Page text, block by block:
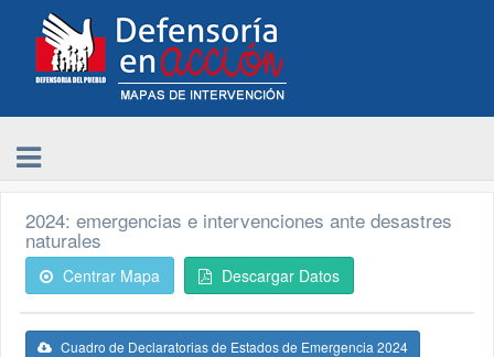
2024: emergencias e intervenciones ante desastres
naturales
Centrar Mapa Descargar Datos
Cuadro de Declaratorias de Estados de Emergencia 2024